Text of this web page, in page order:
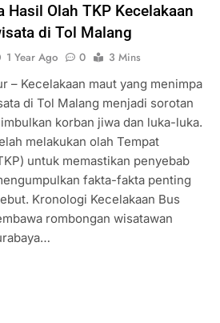
Hasil Olah TKP Kecelakaan
di Tol Malang
1 Year Ago 0
3 Mins
– Kecelakaan maut yang menimpa
di Tol Malang menjadi sorotan
korban jiwa dan luka-luka.
melakukan olah Tempat
untuk memastikan penyebab
fakta-fakta penting
Kronologi Kecelakaan Bus
rombongan wisatawan